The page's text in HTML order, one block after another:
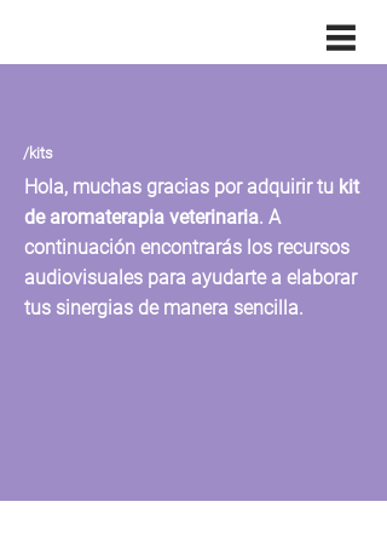
/kits
Hola, muchas gracias por adquirir tu kit
de aromaterapia veterinaria. A
continuación encontrarás los recursos
audiovisuales para ayudarte a elaborar
tus sinergias de manera sencilla.